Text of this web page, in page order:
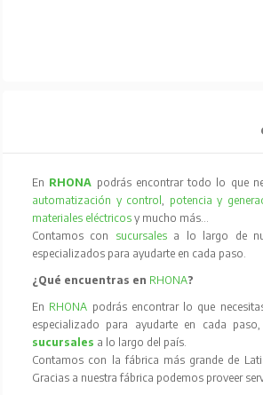
En RHONA podrás encontrar todo lo que
automatización y control, potencia y
materiales eléctricos y mucho más…
Contamos con sucursales a lo largo de
especializados para ayudarte en cada paso.
¿Qué encuentras en RHONA?
En RHONA podrás encontrar lo que
especializado para ayudarte en cada
sucursales a lo largo del país.
Contamos con la fábrica más grande de
Gracias a nuestra fábrica podemos proveer